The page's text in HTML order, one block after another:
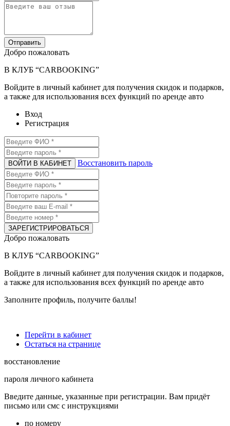
Отправить
Добро пожаловать
В КЛУБ “CARBOOKING”
Войдите в личный кабинет для получения скидок и подарков,
а также для использования всех функций по аренде авто
Вход
Регистрация
ВОЙТИ В КАБИНЕТ Восстановить пароль
ЗАРЕГИСТРИРОВАТЬСЯ
Добро пожаловать
В КЛУБ “CARBOOKING”
Войдите в личный кабинет для получения скидок и подарков,
а также для использования всех функций по аренде авто
Заполните профиль, получите баллы!
Перейти в кабинет
Остаться на странице
восстановление
пароля личного кабинета
Введите данные, указанные при регистрации. Вам придёт
письмо или смс с инструкциями
по номеру